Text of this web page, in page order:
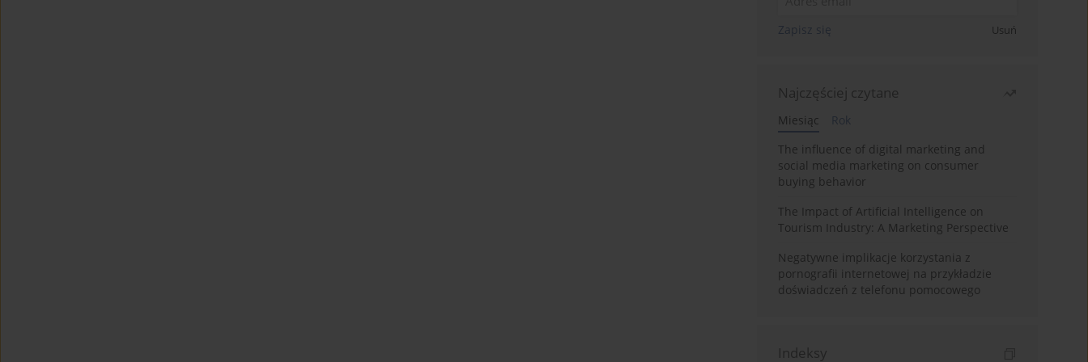
Zapisz się Usuń
Najczęściej czytane
Miesiąc
Rok
The influence of digital marketing and
social media marketing on consumer
buying behavior
The Impact of Artificial Intelligence on
Tourism Industry: A Marketing Perspective
Negatywne implikacje korzystania z
pornografii internetowej na przykładzie
doświadczeń z telefonu pomocowego
Indeksy